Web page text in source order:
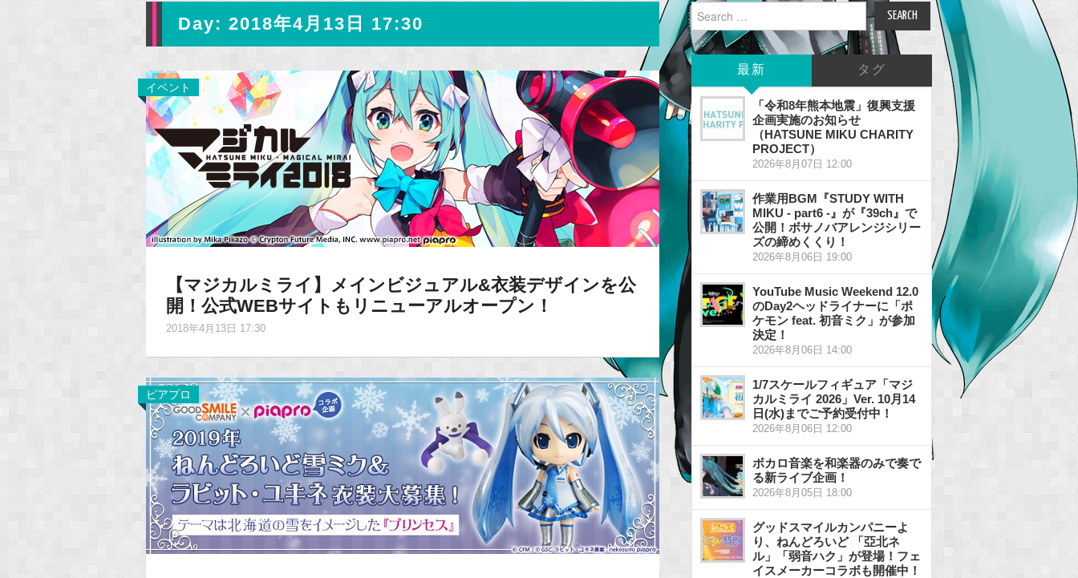
Day: 2018年4月13日 17:30
イベント
【マジカルミライ】メインビジュアル&衣装デザインを公
開！公式WEBサイトもリニューアルオープン！
2018年4月13日 17:30
ピアプロ
Search
for:
最新 タグ
「令和8年熊本地震」復興支援
企画実施のお知らせ
（HATSUNE MIKU CHARITY
PROJECT）
2026年8月07日 12:00
作業用BGM『STUDY WITH
MIKU - part6 -』が『39ch』で
公開！ボサノバアレンジシリー
ズの締めくくり！
2026年8月06日 19:00
YouTube Music Weekend 12.0
のDay2ヘッドライナーに「ポ
ケモン feat. 初音ミク」が参加
決定！
2026年8月06日 14:00
1/7スケールフィギュア「マジ
カルミライ 2026」Ver. 10月14
日(水)までご予約受付中！
2026年8月06日 12:00
ボカロ音楽を和楽器のみで奏で
る新ライブ企画！
2026年8月05日 18:00
グッドスマイルカンパニーよ
り、ねんどろいど 「亞北ネ
ル」「弱音ハク」が登場！フェ
イスメーカーコラボも開催中！